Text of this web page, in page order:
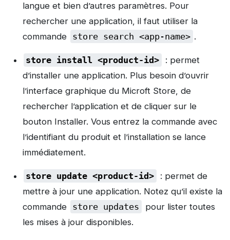
langue et bien d’autres paramètres. Pour
rechercher une application, il faut utiliser la
commande store search <app-name> .
store install <product-id>
: permet
d’installer une application. Plus besoin d’ouvrir
l’interface graphique du Microft Store, de
rechercher l’application et de cliquer sur le
bouton Installer. Vous entrez la commande avec
l’identifiant du produit et l’installation se lance
immédiatement.
store update <product-id>
: permet de
mettre à jour une application. Notez qu’il existe la
commande store updates
pour lister toutes
les mises à jour disponibles.